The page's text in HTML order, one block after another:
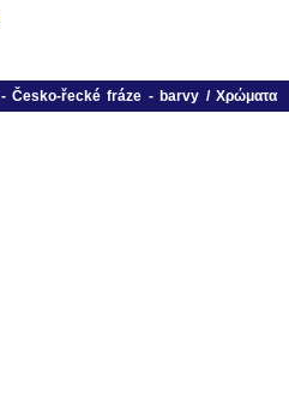
- Česko-řecké fráze - barvy / Χρώματα